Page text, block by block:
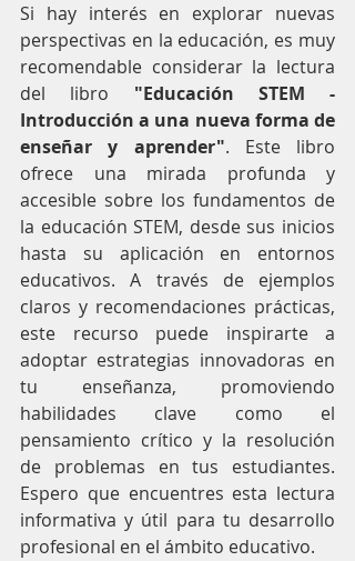
Si hay interés en explorar nuevas
perspectivas en la educación, es muy
recomendable considerar la lectura
del libro "Educación STEM -
Introducción a una nueva forma de
enseñar y aprender". Este libro
ofrece una mirada profunda y
accesible sobre los fundamentos de
la educación STEM, desde sus inicios
hasta su aplicación en entornos
educativos. A través de ejemplos
claros y recomendaciones prácticas,
este recurso puede inspirarte a
adoptar estrategias innovadoras en
tu enseñanza, promoviendo
habilidades clave como el
pensamiento crítico y la resolución
de problemas en tus estudiantes.
Espero que encuentres esta lectura
informativa y útil para tu desarrollo
profesional en el ámbito educativo.